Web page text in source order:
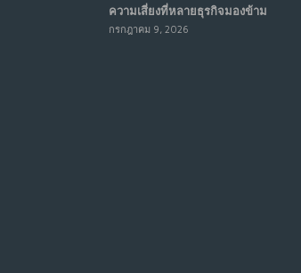
ความเสี่ยงที่หลายธุรกิจมองข้าม
กรกฎาคม 9, 2026